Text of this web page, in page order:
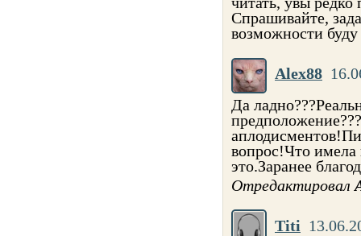
Спрашивайте,
возможности буду
Alex88
Да
вопрос!Что
это.Заранее
Отредактировал
Titi